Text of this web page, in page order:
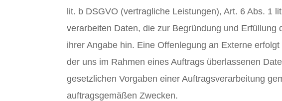
lit. b DSGVO (vertragliche Leistungen), Art. 6 Abs. 1
verarbeiten Daten, die zur Begründung und
ihrer Angabe hin. Eine Offenlegung an Externe
der uns im Rahmen eines Auftrags überlassenen
gesetzlichen Vorgaben einer Auftragsverarbeitung
auftragsgemäßen Zwecken.